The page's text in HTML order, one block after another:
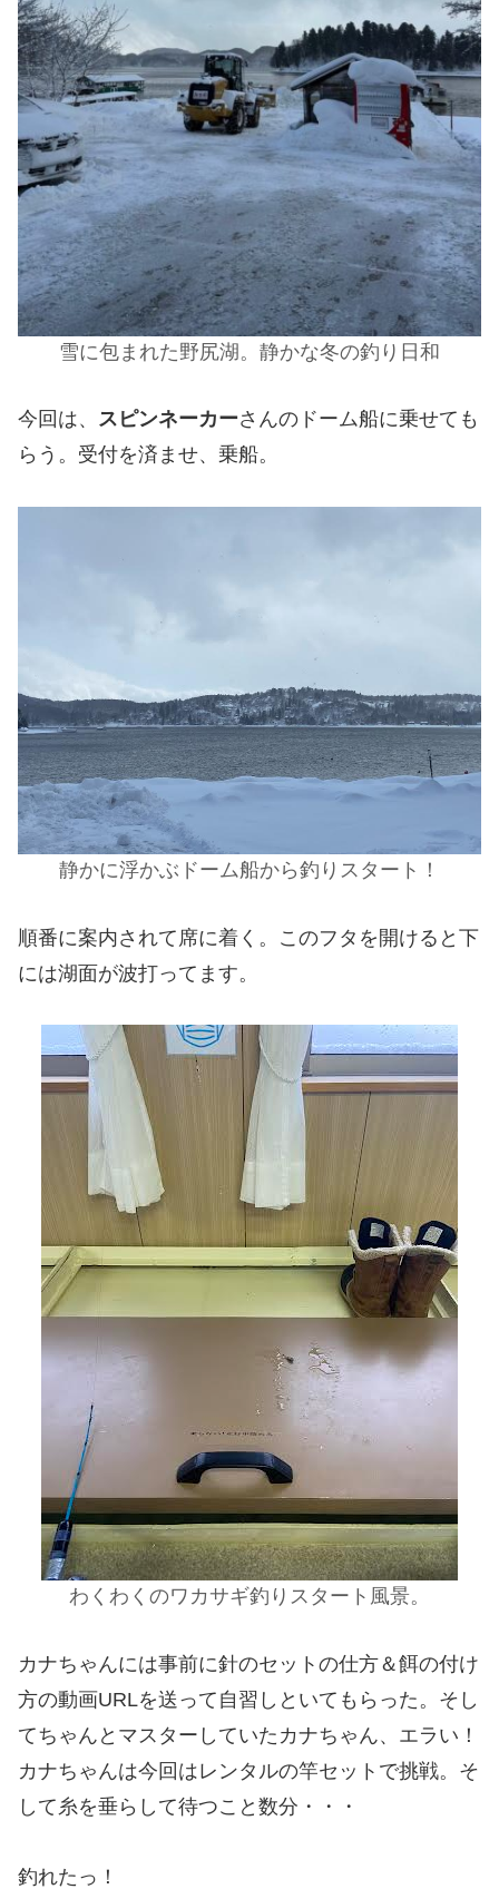
雪に包まれた野尻湖。静かな冬の釣り日和
今回は、 スピンネーカーさんのドーム船に乗せても
らう。受付を済ませ、乗船。
静かに浮かぶドーム船から釣りスタート！
順番に案内されて席に着く。このフタを開けると下
には湖面が波打ってます。
わくわくのワカサギ釣りスタート風景。
カナちゃんには事前に針のセットの仕方＆餌の付け
方の動画URLを送って自習しといてもらった。そし
てちゃんとマスターしていたカナちゃん、エラい！
カナちゃんは今回はレンタルの竿セットで挑戦。そ
して糸を垂らして待つこと数分・・・
釣れたっ！